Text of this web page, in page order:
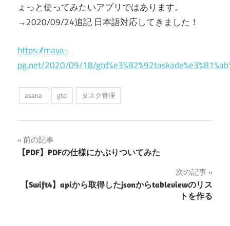
ょっと使ってみたいアプリではあります。
→2020/09/24追記 日本語対応してきました！
https://maya-
pg.net/2020/09/18/
asana gtd タスク管理
投
稿
ナ
前の記事
【PDF】PDFの仕様にかぶりついてみた
次の記事
【Swift4】apiから取得したjsonからtableviewのリス
トを作る